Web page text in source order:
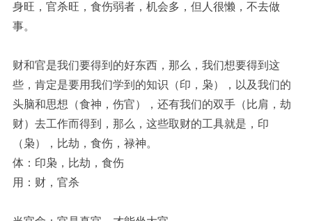
身旺，官杀旺，食伤弱者，机会多，但人很懒，不去做
事。
财和官是我们要得到的好东西，那么，我们想要得到这
些，肯定是要用我们学到的知识（印，枭），以及我们的
头脑和思想（食神，伤官），还有我们的双手（比肩，劫
财）去工作而得到，那么，这些取财的工具就是，印
（枭），比劫，食伤，禄神。
体：印枭，比劫，食伤
用：财，官杀